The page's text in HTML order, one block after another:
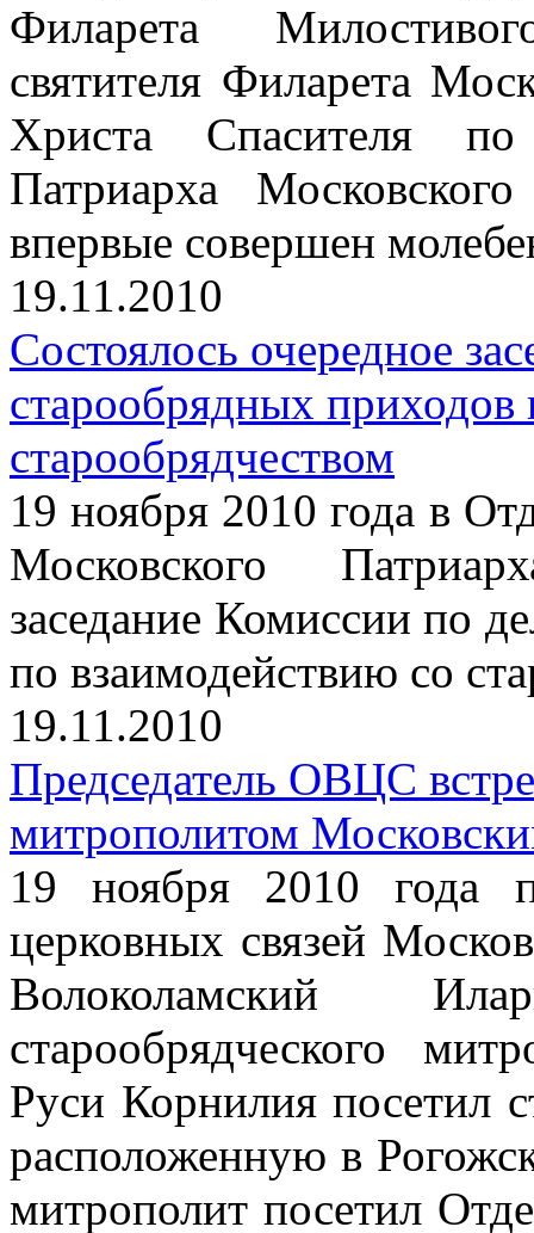
Филарета
святителя Филарета
Христа Спасителя по
Патриарха
впервые совершен
19.11.2010
Состоялось очередное
старообрядных
старообрядчеством
19 ноября 2010 года в
Московского
заседание Комиссии по
по взаимодействию со
19.11.2010
Председатель ОВЦС
митрополитом
19 ноября 2010 года
церковных связей
Волоколамский
старообрядческого
Руси Корнилия посетил
расположенную в
митрополит посетил